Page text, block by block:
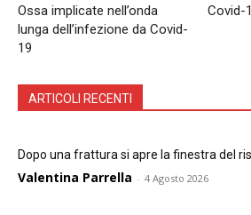
Ossa implicate nell’onda
lunga dell’infezione da Covid-
19
Covid-
ARTICOLI RECENTI
Dopo una frattura si apre la finestra del
Valentina Parrella - 4 Agosto 2026